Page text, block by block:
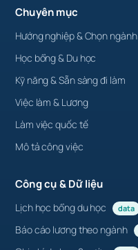
Chuyên mục
Hướng nghiệp & Chọn ngành
Học bổng & Du học
Kỹ năng & Sẵn sàng đi làm
Việc làm & Lương
Làm việc quốc tế
Mô tả công việc
Công cụ & Dữ liệu
Lịch học bổng du học data
Báo cáo lương theo ngành